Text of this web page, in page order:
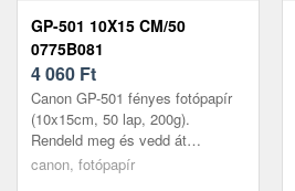
GP-501 10X15 CM/50
0775B081
4 060 Ft
Canon GP-501 fényes fotópapír
(10x15cm, 50 lap, 200g).
Rendeld meg és vedd át
Debrecenben, a Tonerklinika
canon, fotópapír